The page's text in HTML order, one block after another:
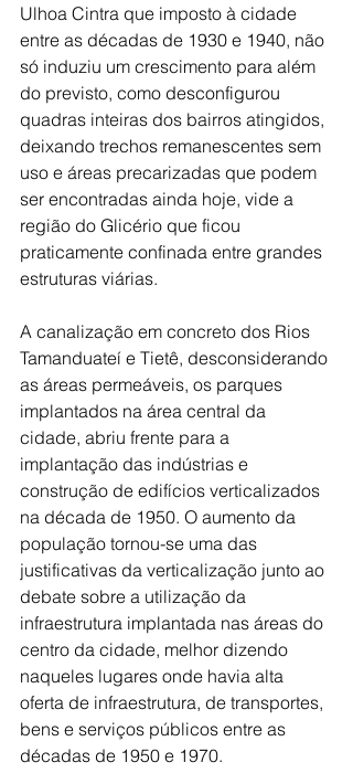
Ulhoa Cintra que imposto à cidade
entre as décadas de 1930 e 1940, não
só induziu um crescimento para além
do previsto, como desconfigurou
quadras inteiras dos bairros atingidos,
deixando trechos remanescentes sem
uso e áreas precarizadas que podem
ser encontradas ainda hoje, vide a
região do Glicério que ficou
praticamente confinada entre grandes
estruturas viárias.
A canalização em concreto dos Rios
Tamanduateí e Tietê, desconsiderando
as áreas permeáveis, os parques
implantados na área central da
cidade, abriu frente para a
implantação das indústrias e
construção de edifícios verticalizados
na década de 1950. O aumento da
população tornou-se uma das
justificativas da verticalização junto ao
debate sobre a utilização da
infraestrutura implantada nas áreas do
centro da cidade, melhor dizendo
naqueles lugares onde havia alta
oferta de infraestrutura, de transportes,
bens e serviços públicos entre as
décadas de 1950 e 1970.